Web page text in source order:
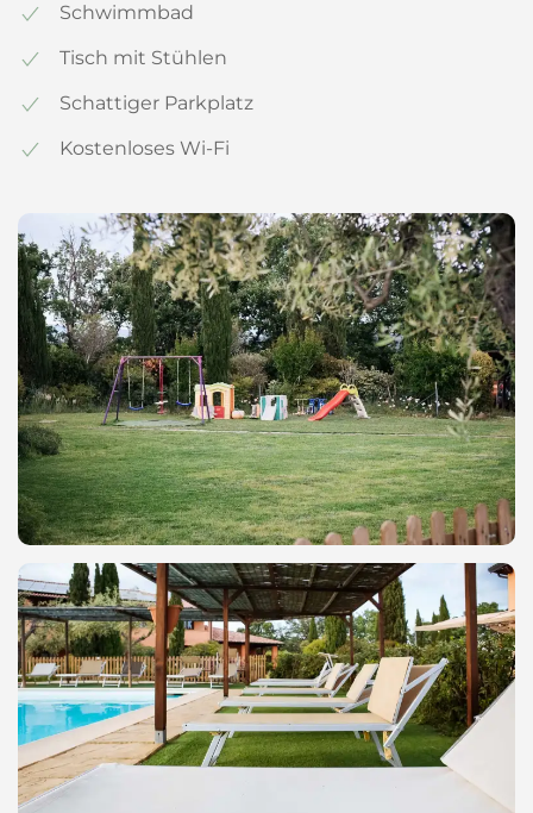
Schwimmbad
Tisch mit Stühlen
Schattiger Parkplatz
Kostenloses Wi-Fi